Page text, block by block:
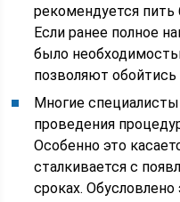
рекомендуется
Если ранее полное
было
позволяют обойтись
Многие
проведения
Особенно это
сталкивается с
сроках. Обусловлено